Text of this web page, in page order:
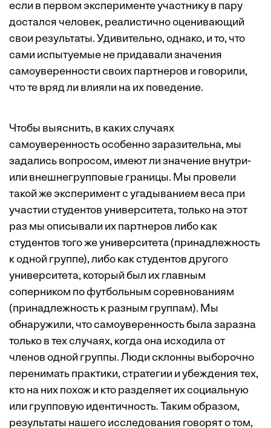
если в первом эксперименте участнику в пару
достался человек, реалистично оценивающий
свои результаты. Удивительно, однако, и то, что
сами испытуемые не придавали значения
самоуверенности своих партнеров и говорили,
что те вряд ли влияли на их поведение.
Чтобы выяснить, в каких случаях
самоуверенность особенно заразительна, мы
задались вопросом, имеют ли значение внутри-
или внешнегрупповые границы. Мы провели
такой же эксперимент с угадыванием веса при
участии студентов университета, только на этот
раз мы описывали их партнеров либо как
студентов того же университета (принадлежность
к одной группе), либо как студентов другого
университета, который был их главным
соперником по футбольным соревнованиям
(принадлежность к разным группам). Мы
обнаружили, что самоуверенность была заразна
только в тех случаях, когда она исходила от
членов одной группы. Люди склонны выборочно
перенимать практики, стратегии и убеждения тех,
кто на них похож и кто разделяет их социальную
или групповую идентичность. Таким образом,
результаты нашего исследования говорят о том,